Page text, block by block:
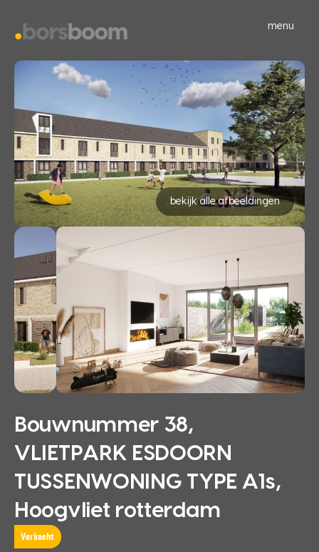
menu
bekijk alle afbeeldingen
Bouwnummer 38,
VLIETPARK ESDOORN
TUSSENWONING TYPE A1s,
Hoogvliet rotterdam
Verkocht